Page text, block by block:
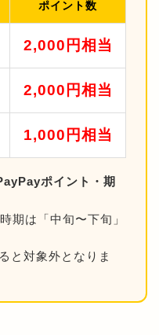
ポイント数
2,000円相当
2,000円相当
1,000円相当
ポイント・期
期は「中旬〜下旬」
と対象外となりま